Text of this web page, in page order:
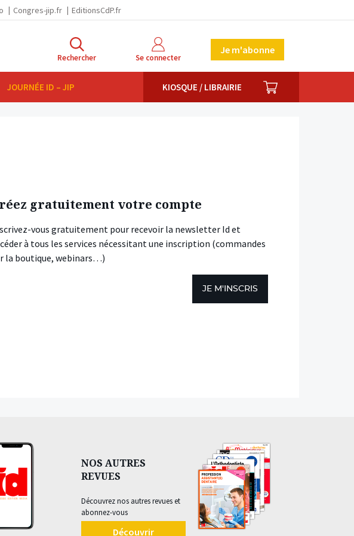
Congres-jip.fr EditionsCdP.fr
Rechercher Se connecter
Je m'abonne
JOURNÉE ID – JIP KIOSQUE / LIBRAIRIE PANIER
gratuitement votre compte
vous gratuitement pour recevoir la newsletter Id et
à tous les services nécessitant une inscription (commandes
la boutique, webinars…)
JE M'INSCRIS
NOS AUTRES
REVUES
Découvrez nos autres revues et
abonnez-vous
Découvrir